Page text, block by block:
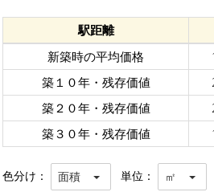
駅距離
新築時の平均価格
築１０年・残存価値
築２０年・残存価値
築３０年・残存価値
色分け： 面積 単位： ㎡